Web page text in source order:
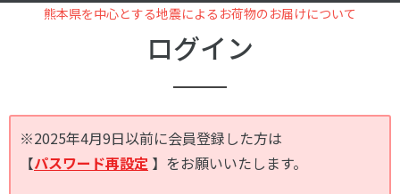
熊本県を中心とする地震によるお荷物のお届けについて
ログイン
※2025年4月9日以前に会員登録した方は
【パスワード再設定 】をお願いいたします。